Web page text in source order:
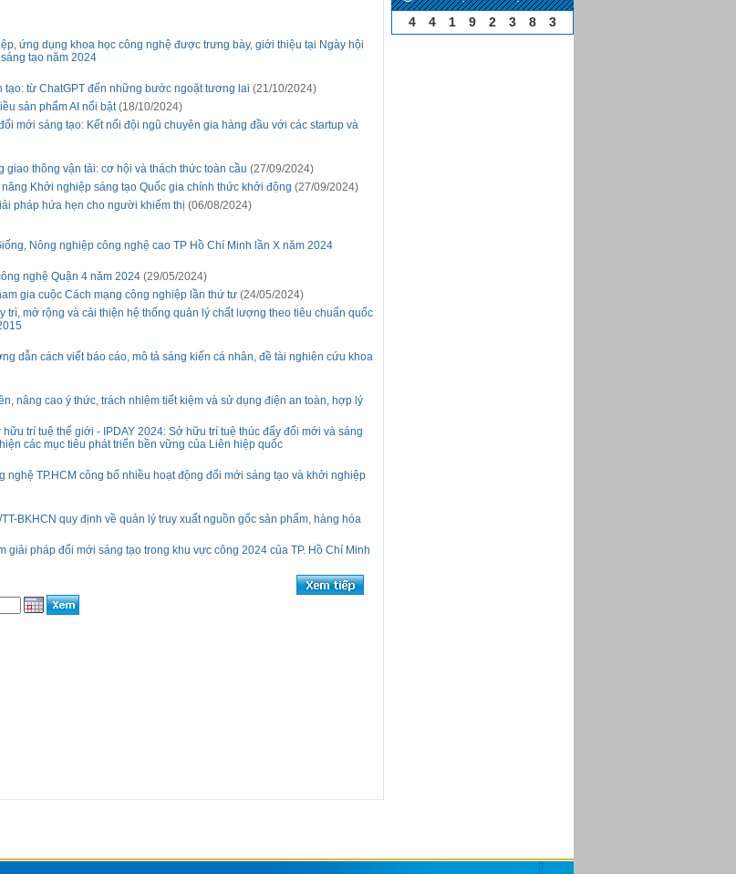
ứng dụng khoa học công nghệ được trưng bày, giới thiệu tại Ngày hội
tạo năm 2024
tạo: từ ChatGPT đến những bước ngoặt tương lai (21/10/2024)
sản phẩm AI nổi bật(18/10/2024)
mới sáng tạo: Kết nối đội ngũ chuyên gia hàng đầu với các startup và
giao thông vận tải: cơ hội và thách thức toàn cầu (27/09/2024)
Khởi nghiệp sáng tạo Quốc gia chính thức khởi động (27/09/2024)
pháp hứa hẹn cho người khiếm thị (06/08/2024)
Nông nghiệp công nghệ cao TP Hồ Chí Minh lần X năm 2024
nghệ Quận 4 năm 2024(29/05/2024)
gia cuộc Cách mạng công nghiệp lần thứ tư(24/05/2024)
trì, mở rộng và cải thiện hệ thống quản lý chất lượng theo tiêu chuẩn quốc
dẫn cách viết báo cáo, mô tả sáng kiến cá nhân, đề tài nghiên cứu khoa
nâng cao ý thức, trách nhiệm tiết kiệm và sử dụng điện an toàn, hợp lý
trí tuệ thế giới - IPDAY 2024: Sở hữu trí tuệ thúc đẩy đổi mới và sáng
các mục tiêu phát triển bền vững của Liên hiệp quốc
nghệ TP.HCM công bố nhiều hoạt động đổi mới sáng tạo và khởi nghiệp
BKHCN quy định về quản lý truy xuất nguồn gốc sản phẩm, hàng hóa
giải pháp đổi mới sáng tạo trong khu vực công 2024 của TP. Hồ Chí Minh
4 4 1 9 2 3 8 3